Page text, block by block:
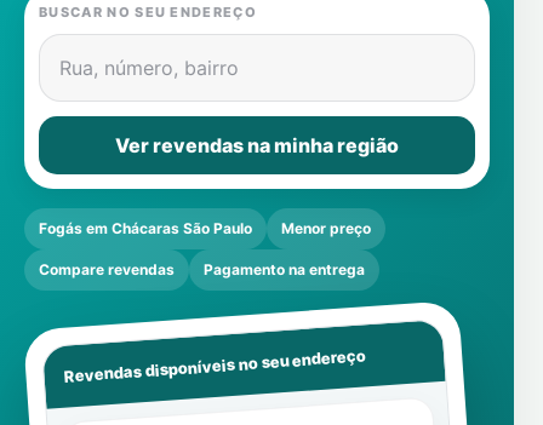
Contatos
BUSCAR NO SEU ENDEREÇO
Rua, número, bairro
Ver revendas na minha região
Fogás em Chácaras São Paulo Menor preço
Compare revendas Pagamento na entrega
Revendas disponíveis no seu endereço